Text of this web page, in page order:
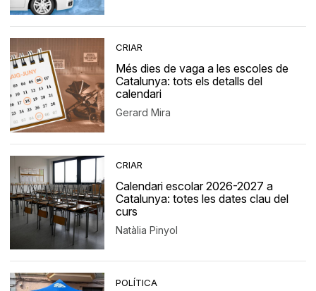
CRIAR
Més dies de vaga a les escoles de
Catalunya: tots els detalls del
calendari
Gerard Mira
CRIAR
Calendari escolar 2026-2027 a
Catalunya: totes les dates clau del
curs
Natàlia Pinyol
POLÍTICA